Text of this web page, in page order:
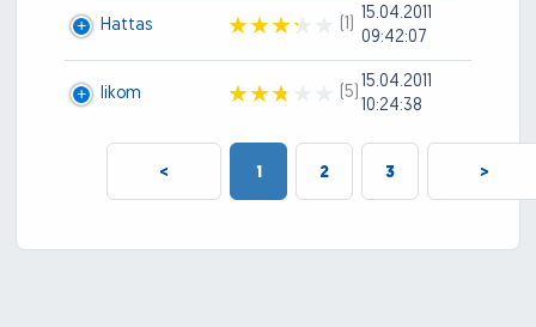
Hattas (1)
15.04.2011
09:42:07
likom (5)
15.04.2011
10:24:38
< 1 2 3 >